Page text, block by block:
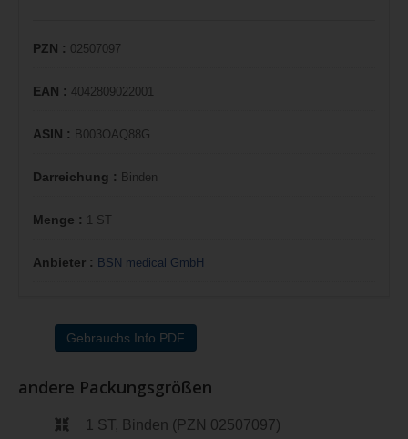
PZN : 02507097
EAN : 4042809022001
ASIN : B003OAQ88G
Darreichung : Binden
Menge : 1 ST
Anbieter : BSN medical GmbH
Gebrauchs.Info PDF
andere Packungsgrößen
1 ST, Binden (PZN 02507097)